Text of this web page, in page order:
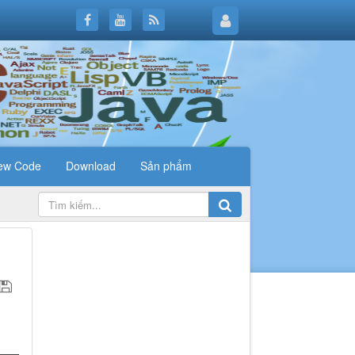
Code Download Sản phẩm